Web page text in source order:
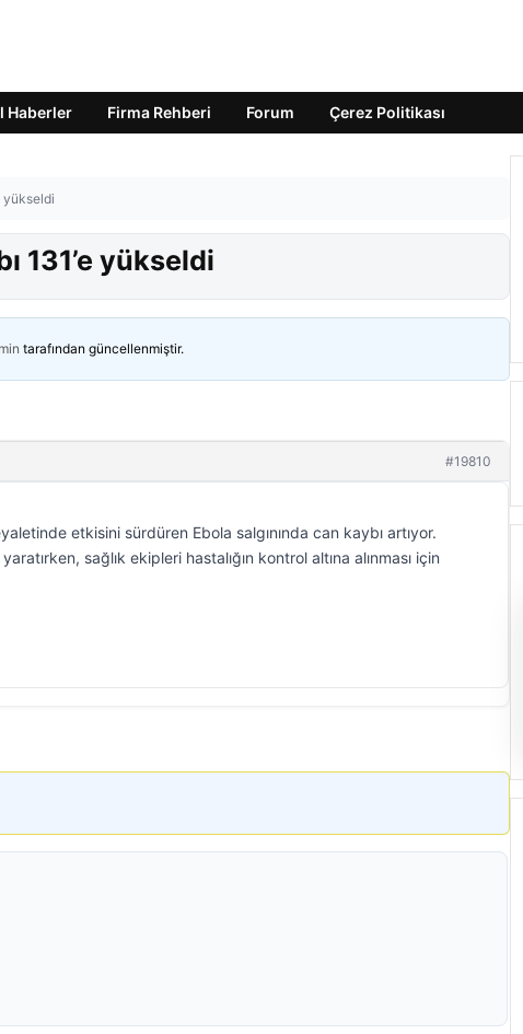
Haberler Firma Rehberi Forum Çerez Politikası
yükseldi
131’e yükseldi
tarafından güncellenmiştir.
#19810
etkisini sürdüren Ebola salgınında can kaybı artıyor.
sağlık ekipleri hastalığın kontrol altına alınması için